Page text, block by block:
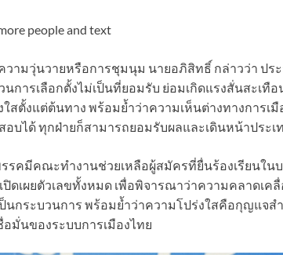
วามวุ่นวายหรือการชุมนุม นายอภิสิทธิ์ กล่าวว่า ปร
การเลือกตั้งไม่เป็นที่ยอมรับ ย่อมเกิดแรงสั่นสะเทื
ตั้งแต่ต้นทาง พร้อมย้ำว่าความเห็นต่างทางการเมื
บได้ ทุกฝ่ายก็สามารถยอมรับผลและเดินหน้าประเ
รคมีคณะทำงานช่วยเหลือผู้สมัครที่ยื่นร้องเรียนใน
ดเผยตัวเลขทั้งหมด เพื่อพิจารณาว่าความคลาดเคลื่
กระบวนการ พร้อมย้ำว่าความโปร่งใสคือกุญแจ
มั่นของระบบการเมืองไทย